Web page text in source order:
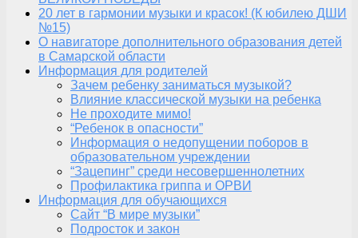
20 лет в гармонии музыки и красок! (К юбилею ДШИ
№15)
О навигаторе дополнительного образования детей
в Самарской области
Информация для родителей
Зачем ребенку заниматься музыкой?
Влияние классической музыки на ребенка
Не проходите мимо!
“Ребенок в опасности”
Информация о недопущении поборов в
образовательном учреждении
“Зацепинг” среди несовершеннолетних
Профилактика гриппа и ОРВИ
Информация для обучающихся
Сайт “В мире музыки”
Подросток и закон